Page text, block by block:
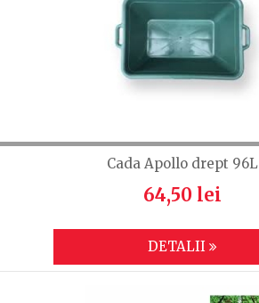
Cada Apollo drept 96L
64,50 lei
DETALII